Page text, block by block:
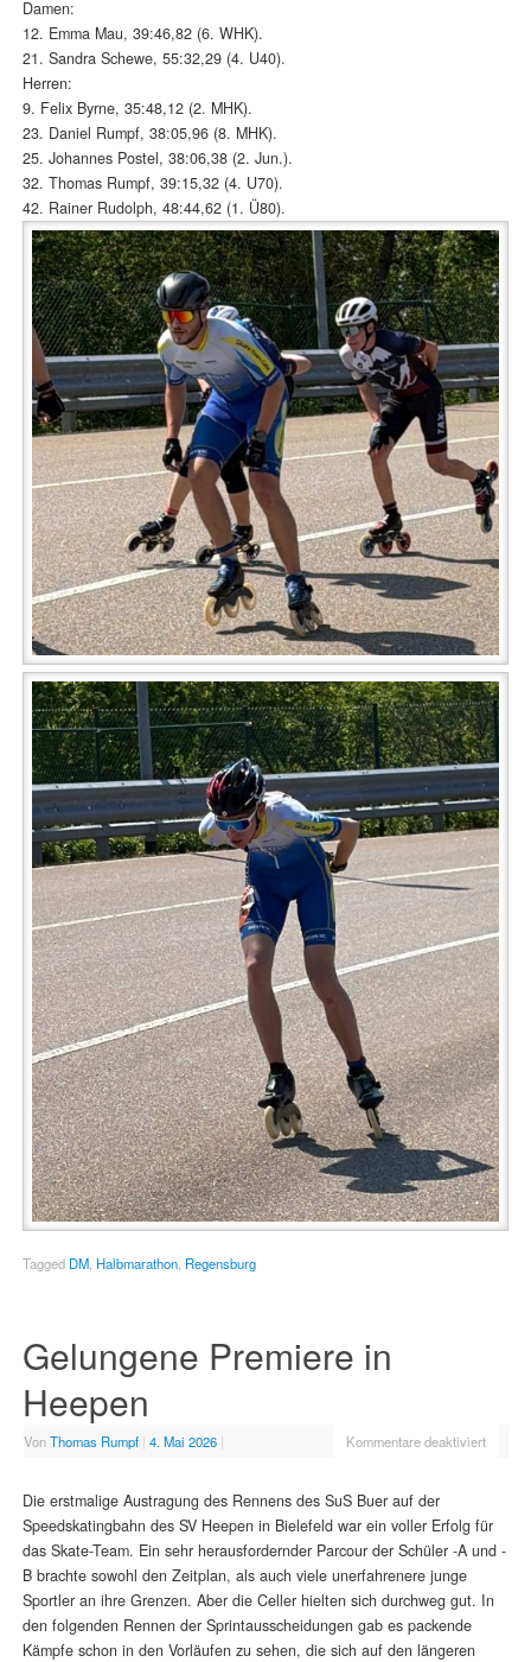
Damen:
12. Emma Mau, 39:46,82 (6. WHK).
21. Sandra Schewe, 55:32,29 (4. U40).
Herren:
9. Felix Byrne, 35:48,12 (2. MHK).
23. Daniel Rumpf, 38:05,96 (8. MHK).
25. Johannes Postel, 38:06,38 (2. Jun.).
32. Thomas Rumpf, 39:15,32 (4. U70).
42. Rainer Rudolph, 48:44,62 (1. Ü80).
Tagged DM, Halbmarathon, Regensburg
Gelungene Premiere in
Heepen
VonThomas Rumpf | 4. Mai 2026 | Kommentare deaktiviert
Die erstmalige Austragung des Rennens des SuS Buer auf der
Speedskatingbahn des SV Heepen in Bielefeld war ein voller Erfolg für
das Skate-Team. Ein sehr herausfordernder Parcour der Schüler -A und -
B brachte sowohl den Zeitplan, als auch viele unerfahrenere junge
Sportler an ihre Grenzen. Aber die Celler hielten sich durchweg gut. In
den folgenden Rennen der Sprintausscheidungen gab es packende
Kämpfe schon in den Vorläufen zu sehen, die sich auf den längeren